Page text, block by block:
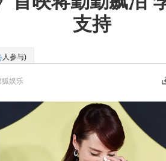
支持
人参与)
狐娱乐